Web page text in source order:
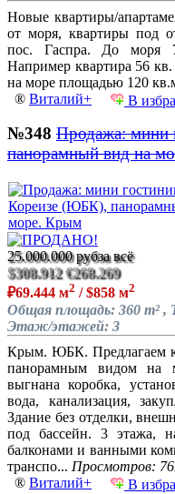
Новые квартиры/
от моря, квартиры под
пос. Гаспра. До моря
Например квартира 56
на море площадью 120
® Виталий+ В
№348 Продажа: мини
панорамный вид на
25.000.000 рубза всё
$308.912 €268.269
₽69.444 м2 / $858 м2
Общая площадь: 360 m² ,
Этаж/этажей: 3
Крым. ЮБК. Предлагаем
панорамным видом на
выгнана коробка,
вода, канализация,
Здание без отделки,
под бассейн. 3 этажа,
балконами и ванными
транспо... Просмотров:
® Виталий+ В